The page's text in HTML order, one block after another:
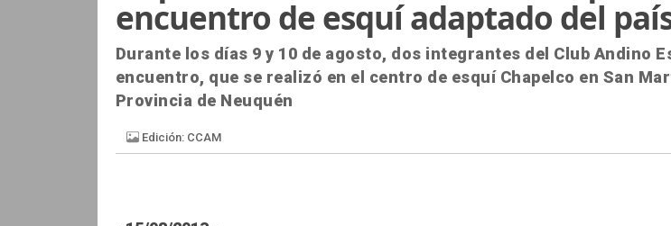
encuentro de esquí adaptado del
Durante los días 9 y 10 de agosto, dos integrantes del Club Andino
encuentro, que se realizó en el centro de esquí Chapelco en San
Provincia de Neuquén